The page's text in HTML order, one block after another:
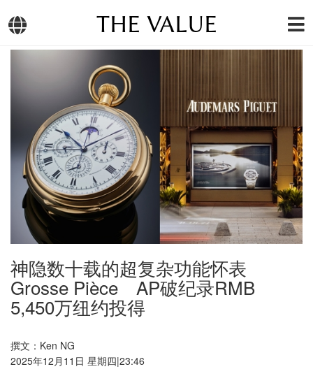
THE VALUE
神隐数十载的超复杂功能怀表
Grosse Pièce AP破纪录RMB
5,450万纽约投得
撰文：Ken NG
2025年12月11日 星期四|23:46